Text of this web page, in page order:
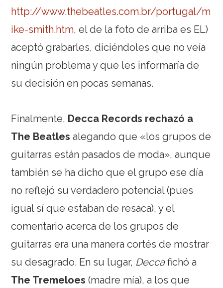
http://www.thebeatles.com.br/portugal/m
ike-smith.htm, el de la foto de arriba es EL)
aceptó grabarles, diciéndoles que no veía
ningún problema y que les informaría de
su decisión en pocas semanas.
Finalmente, Decca Records rechazó a
The Beatlesalegando que «los grupos de
guitarras están pasados de moda», aunque
también se ha dicho que el grupo ese día
no reflejó su verdadero potencial (pues
igual sí que estaban de resaca), y el
comentario acerca de los grupos de
guitarras era una manera cortés de mostrar
su desagrado. En su lugar, Deccafichó a
The Tremeloes (madre mía), a los que